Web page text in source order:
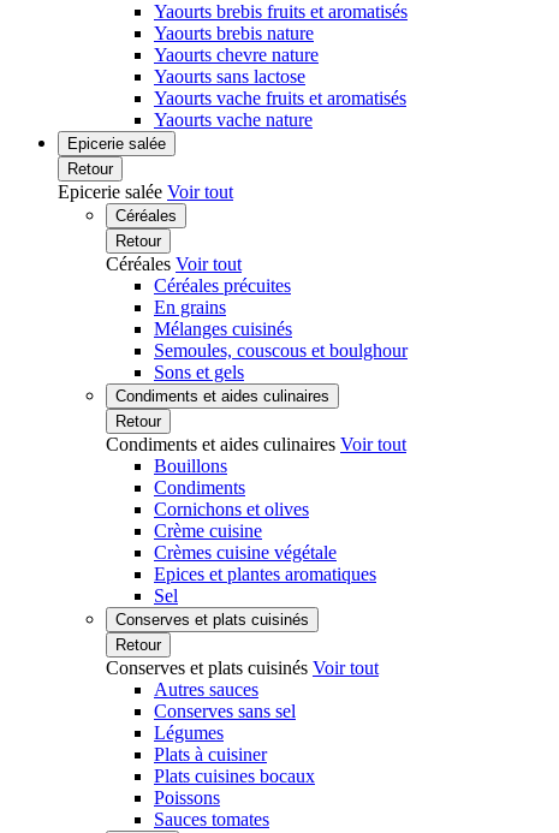
Yaourts brebis fruits et aromatisés
Yaourts brebis nature
Yaourts chevre nature
Yaourts sans lactose
Yaourts vache fruits et aromatisés
Yaourts vache nature
Epicerie salée
Retour
Epicerie salée Voir tout
Céréales
Retour
Céréales Voir tout
Céréales précuites
En grains
Mélanges cuisinés
Semoules, couscous et boulghour
Sons et gels
Condiments et aides culinaires
Retour
Condiments et aides culinaires Voir tout
Bouillons
Condiments
Cornichons et olives
Crème cuisine
Crèmes cuisine végétale
Epices et plantes aromatiques
Sel
Conserves et plats cuisinés
Retour
Conserves et plats cuisinés Voir tout
Autres sauces
Conserves sans sel
Légumes
Plats à cuisiner
Plats cuisines bocaux
Poissons
Sauces tomates